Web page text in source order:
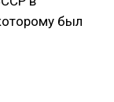
был